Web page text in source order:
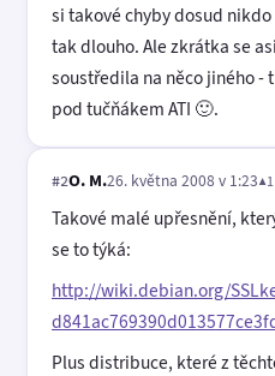
si takové chyby dosud
tak dlouho. Ale zkrátka se
soustředila na něco jiného -
pod tučňákem ATI 🙂.
#2O. M.26. května 2008 v 1:23
Takové malé upřesnění,
se to týká:
http://wiki.debian.org/
Plus distribuce, které z